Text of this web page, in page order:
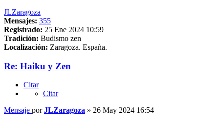
JLZaragoza
Mensajes: 355
Registrado: 25 Ene 2024 10:59
Tradición: Budismo zen
Localización: Zaragoza. España.
Re: Haiku y Zen
Citar
Citar
Mensaje porJLZaragoza » 26 May 2024 16:54